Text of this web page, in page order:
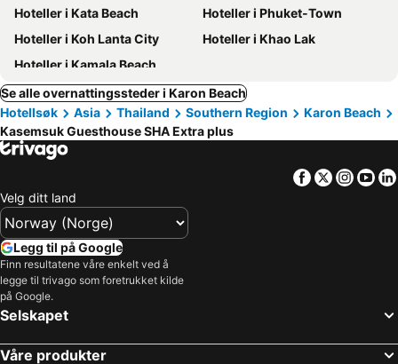
Hoteller i Kata Beach
Hoteller i Phuket-Town
Hoteller i Koh Lanta City
Hoteller i Khao Lak
Hoteller i Kamala Beach
Se alle overnattingssteder i Karon Beach
Hotellsøk
Asia Thailand Southern Region
Karon Beach
Kasemsuk Guesthouse SHA Extra plus
Facebook
Twitter
Velg ditt land
Legg til på Google
Finn resultatene våre enkelt ved å
legge til trivago som foretrukket kilde
på Google.
Selskapet
Våre produkter